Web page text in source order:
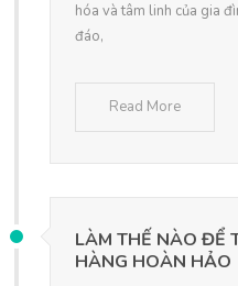
hóa và tâm linh của gia
đáo,
Read More
LÀM THẾ NÀO ĐỂ
HÀNG HOÀN HẢO